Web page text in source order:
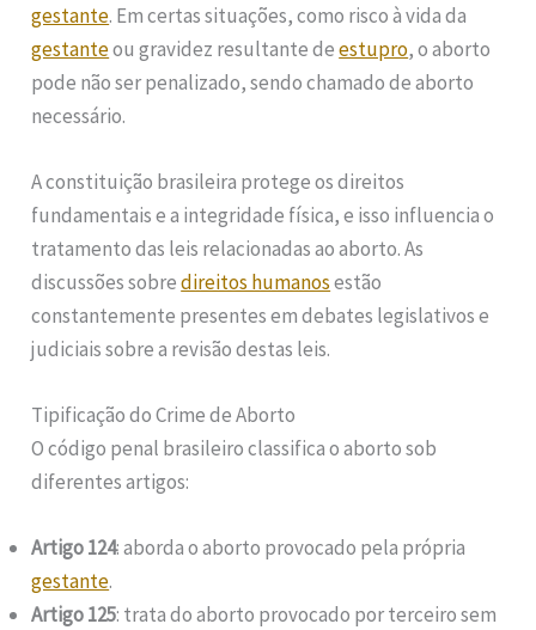
gestante. Em certas situações, como risco à vida da
gestanteou gravidez resultante deestupro, o aborto
pode não ser penalizado, sendo chamado de aborto
necessário.
A constituição brasileira protege os direitos
fundamentais e a integridade física, e isso influencia o
tratamento das leis relacionadas ao aborto. As
discussões sobredireitos humanosestão
constantemente presentes em debates legislativos e
judiciais sobre a revisão destas leis.
Tipificação do Crime de Aborto
O código penal brasileiro classifica o aborto sob
diferentes artigos:
Artigo 124: aborda o aborto provocado pela própria
gestante.
Artigo 125: trata do aborto provocado por terceiro sem